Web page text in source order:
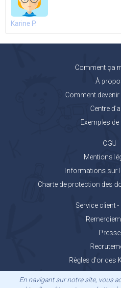
Karine P.
Comment ça
À
Comment devenir
Centre
Exemples de
CGU
Mentions
Informations sur
Charte de protection des
Service client
Presse
Règles d'or des
En navigant sur notre site, vous